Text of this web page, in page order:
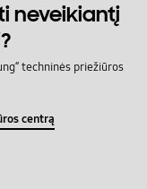
neveikiantį
techninės priežiūros
centrą